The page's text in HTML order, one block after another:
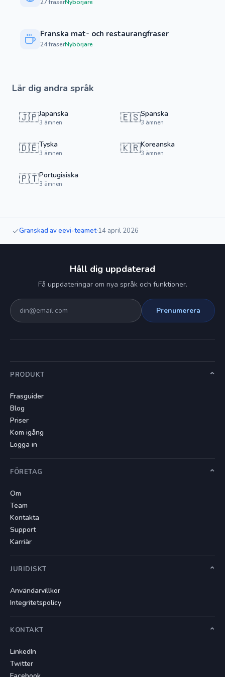
27 fraserNybörjare
Franska mat- och restaurangfraser
24 fraserNybörjare
Lär dig andra språk
🇯🇵Japanska
3 ämnen 🇪🇸Spanska
3 ämnen
🇩🇪Tyska
3 ämnen 🇰🇷Koreanska
3 ämnen
🇵🇹Portugisiska
3 ämnen
Granskad av eevi-teamet·14 april 2026
Håll dig uppdaterad
Få uppdateringar om nya språk och funktioner.
Prenumerera
PRODUKT
Frasguider
Blog
Priser
Kom igång
Logga in
FÖRETAG
Om
Team
Kontakta
Support
Karriär
JURIDISKT
Användarvillkor
Integritetspolicy
KONTAKT
LinkedIn
Twitter